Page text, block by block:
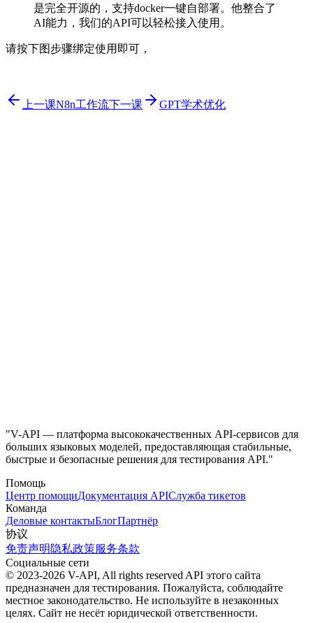
是完全开源的，支持docker一键自部署。他整合了
AI能力，我们的API可以轻松接入使用。
请按下图步骤绑定使用即可，
上一课N8n工作流下一课 GPT学术优化
"V-API — платформа высококачественных API-сервисов для
больших языковых моделей, предоставляющая стабильные,
быстрые и безопасные решения для тестирования API."
Помощь
Центр помощиДокументация APIСлужба тикетов
Команда
Деловые контактыБлогПартнёр
协议
免责声明 隐私政策服务条款
Социальные сети
© 2023-2026 V-API, All rights reserved API этого сайта
предназначен для тестирования. Пожалуйста, соблюдайте
местное законодательство. Не используйте в незаконных
целях. Сайт не несёт юридической ответственности.